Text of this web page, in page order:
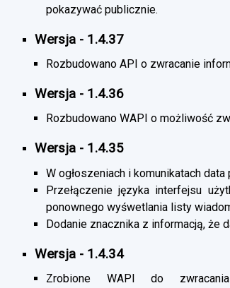
pokazywać publicznie.
Wersja - 1.4.37
Rozbudowano API o zwracanie
Wersja - 1.4.36
Rozbudowano WAPI o możliwość
Wersja - 1.4.35
W ogłoszeniach i komunikatach
Przełączenie języka interfejsu
ponownego wyśwetlania listy
Dodanie znacznika z informacją, że
Wersja - 1.4.34
Zrobione WAPI do